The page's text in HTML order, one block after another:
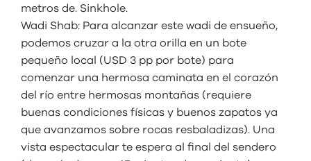
metros de. Sinkhole.
Wadi Shab: Para alcanzar este wadi de ensueño,
podemos cruzar a la otra orilla en un bote
pequeño local (USD 3 pp por bote) para
comenzar una hermosa caminata en el corazón
del río entre hermosas montañas (requiere
buenas condiciones físicas y buenos zapatos ya
que avanzamos sobre rocas resbaladizas). Una
vista espectacular te espera al final del sendero